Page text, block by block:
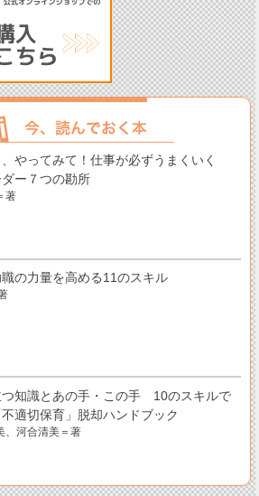
、やってみて！仕事が必ずうまくいく
ー７つの勘所
著
の力量を高める11のスキル
つ知識とあの手・この手 10のスキルで
適切保育」脱却ハンドブック
、河合清美＝著